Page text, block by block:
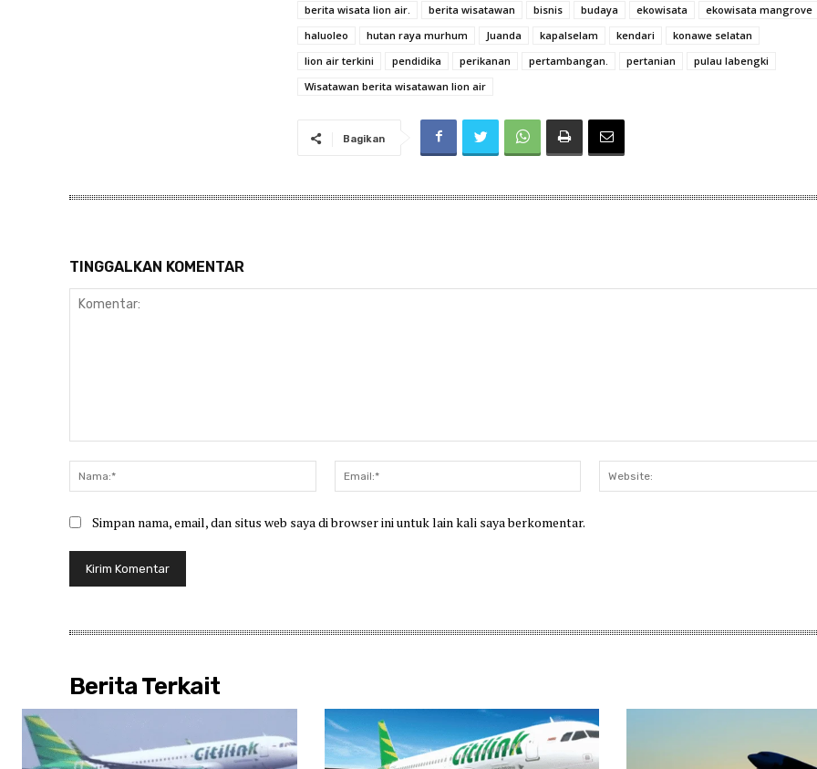
berita wisata lion air.
berita wisatawan bisnis budaya ekowisata
ekowisata mangrove
haluoleo
hutan raya murhum Juanda kapalselam kendari
konawe selatan
lion air terkini
pendidika perikanan pertambangan. pertanian
pulau labengki
Wisatawan berita wisatawan lion air
Bagikan
TINGGALKAN KOMENTAR
Nama:*
Email:*
Simpan nama, email, dan situs web saya di browser ini untuk lain kali saya berkomentar.
Berita Terkait